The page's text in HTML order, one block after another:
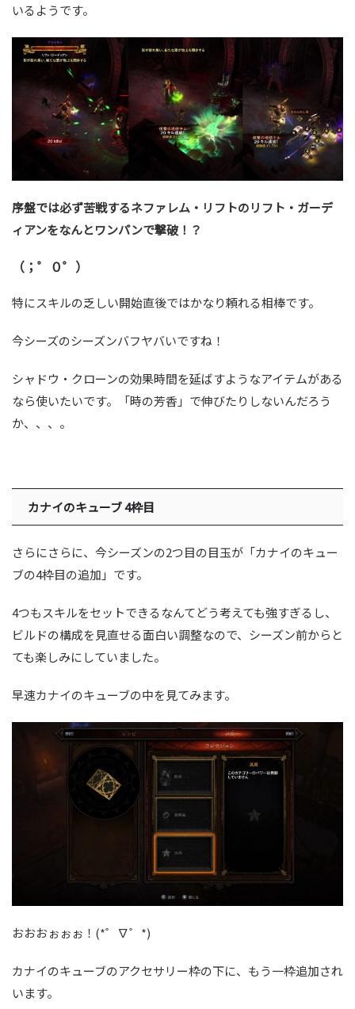
いるようです。
序盤では必ず苦戦するネファレム・リフトのリフト・ガーデ
ィアンをなんとワンパンで撃破！？
（；゜０゜）
特にスキルの乏しい開始直後ではかなり頼れる相棒です。
今シーズのシーズンバフヤバいですね！
シャドウ・クローンの効果時間を延ばすようなアイテムがある
なら使いたいです。「時の芳香」で伸びたりしないんだろう
か、、、。
カナイのキューブ 4枠目
さらにさらに、今シーズンの2つ目の目玉が「カナイのキュー
ブの4枠目の追加」です。
4つもスキルをセットできるなんてどう考えても強すぎるし、
ビルドの構成を見直せる面白い調整なので、シーズン前からと
ても楽しみにしていました。
早速カナイのキューブの中を見てみます。
おおおぉぉぉ！(*゜∇゜*)
カナイのキューブのアクセサリー枠の下に、もう一枠追加され
います。